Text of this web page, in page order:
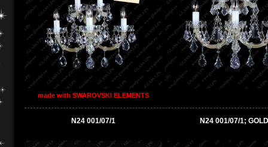
made with SWAROVSKI ELEMENTS
N24 001/07/1 N24 001/07/1; GOLD